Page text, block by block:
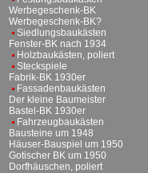
Werbegeschenk-BK
Werbegeschenk-BK?
Siedlungsbaukästen
Fenster-BK nach 1934
Holzbaukästen, poliert
Steckspiele
Fabrik-BK 1930er
Fassadenbaukästen
Der kleine Baumeister
Bastel-BK 1930er
Fahrzeugbaukästen
Bausteine um 1948
Häuser-Bauspiel um 1950
Gotischer BK um 1950
Dorfhäuschen, poliert